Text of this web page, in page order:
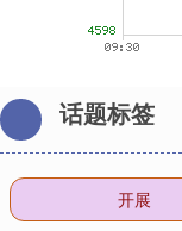
话题标签
开展